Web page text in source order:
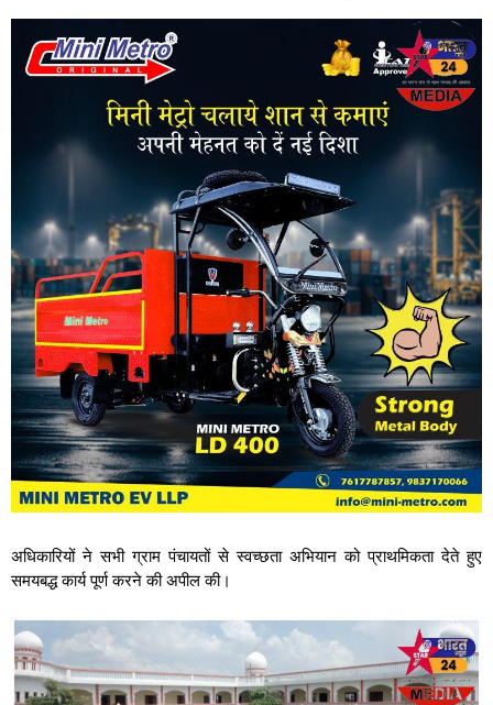
अधिकारियों ने सभी ग्राम पंचायतों से स्वच्छता अभियान को प्राथमिकता देते हुए
समयबद्ध कार्य पूर्ण करने की अपील की।